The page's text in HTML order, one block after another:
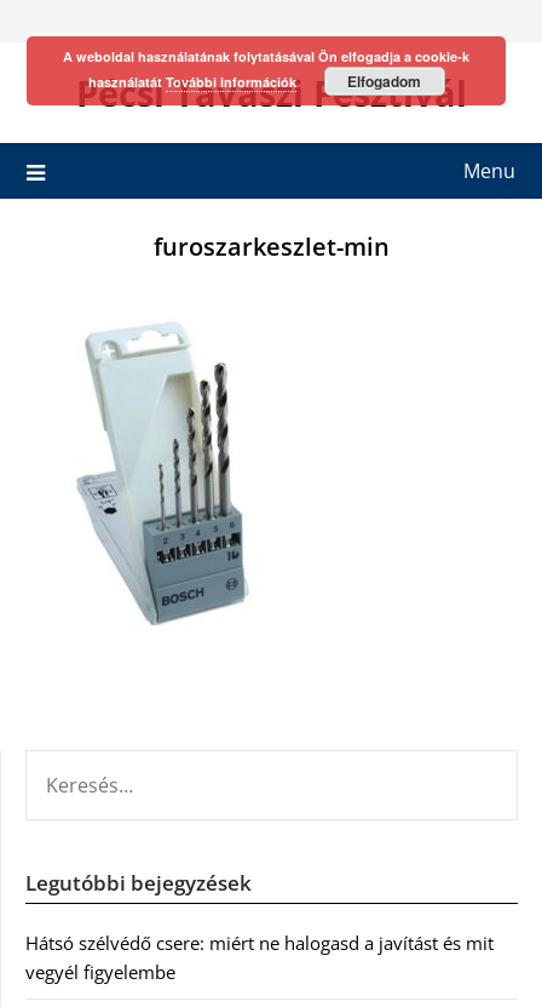
Pécsi Tavaszi Fesztivál
Menu
furoszarkeszlet-min
Legutóbbi bejegyzések
Hátsó szélvédő csere: miért ne halogasd a javítást és mit
vegyél figyelembe
A weboldal használatának folytatásával Ön elfogadja a cookie-k
használatát További információk Elfogadom